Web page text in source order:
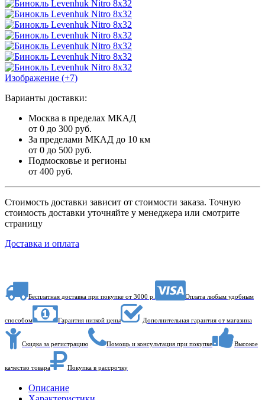
Изображение (+7)
Варианты доставки:
Москва в пределах МКАД
от 0 до 300 руб.
За пределами МКАД до 10 км
от 0 до 500 руб.
Подмосковье и регионы
от 400 руб.
Стоимость доставки зависит от стоимости заказа. Точную
стоимость доставки уточняйте у менеджера или смотрите
страницу
Доставка и оплата
Бесплатная доставка при покупке от 3000 р. Оплата любым удобным
способом Гарантия низкой цены Дополнительная гарантия от магазина
Скидка за регистрацию Помощь и консультация при покупке Высокое
качество товара Покупка в рассрочку
Описание